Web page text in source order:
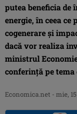
putea beneficia
energie, în ceea
cogenerare şi
dacă vor realiza
ministrul
conferinţă pe tema
Economica.net - mie,